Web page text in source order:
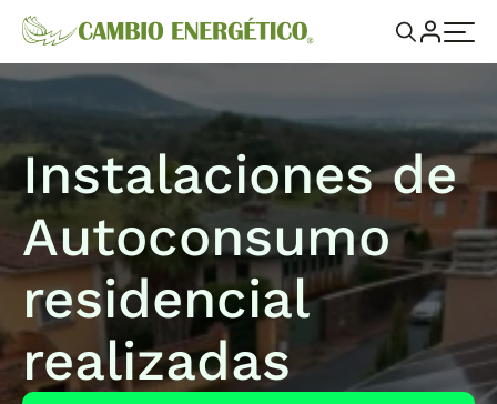
Instalaciones de
Autoconsumo
residencial
realizadas